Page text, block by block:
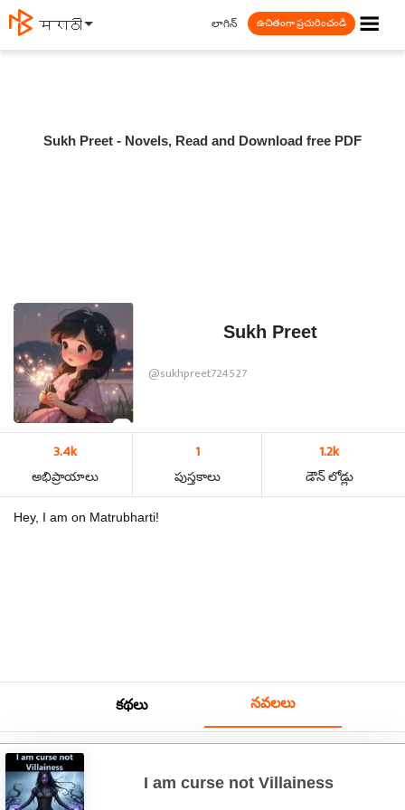
मराठी ☰
లాగిన్ ఉచితంగా ప్రచురించండి
Sukh Preet - Novels, Read and Download free PDF
Sukh Preet
@sukhpreet724527
3.4k
అభిప్రాయాలు
1
పుస్తకాలు
1.2k
డౌన్ లోడ్లు
Hey, I am on Matrubharti!
కథలు నవలలు
I am curse not Villainess